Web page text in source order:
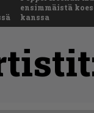
ensimmäistä
kanssa